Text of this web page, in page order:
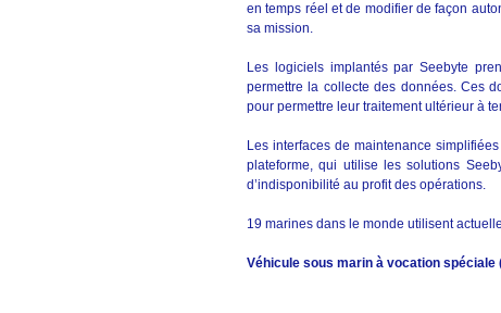
en temps réel et de modifier de façon
sa mission.
Les logiciels implantés par Seebyte
permettre la collecte des données. Ces
pour permettre leur traitement ultérieur à
Les interfaces de maintenance
plateforme, qui utilise les solutions
d’indisponibilité au profit des opérations.
19 marines dans le monde utilisent
Véhicule sous marin à vocation spéciale